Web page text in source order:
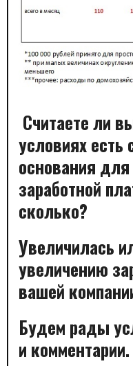
Считаете ли
условиях
основания
заработной
сколько?
Увеличилась
увеличению
вашей
Будем рады
и комментарии.